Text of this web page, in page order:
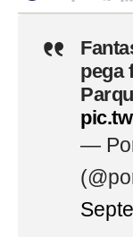
pega
—